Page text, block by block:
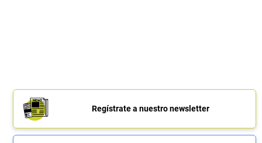
Regístrate a nuestro newsletter